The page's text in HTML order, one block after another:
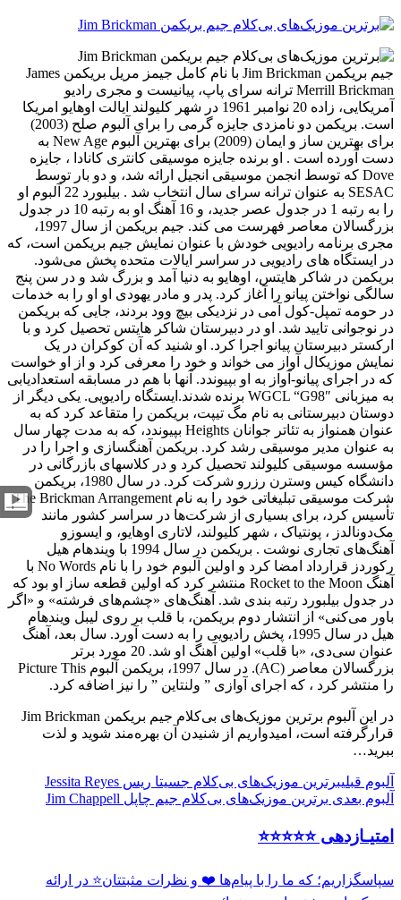
جیم بریکمن Jim Brickman با نام کامل جیمز مریل بریکمن James
Merrill Brickman ترانه سرای پاپ، پیانیست و مجری رادیو
آمریکایی، زاده 20 نوامبر 1961 در شهر کلیولند ایالت اوهایو امریکا
است. بریکمن دو نامزدی جایزه گرمی را برای آلبوم صلح (2003)
برای بهترین ساز و ایمان (2009) برای بهترین آلبوم New Age به
دست آورده است . او برنده جایزه موسیقی کانتری کانادا ، جایزه
Dove که توسط انجمن موسیقی انجیل ارائه شد، و دو بار توسط
SESAC به عنوان ترانه سرای سال انتخاب شد . بیلبورد 22 آلبوم او
را به رتبه 1 در جدول عصر جدید، و 16 آهنگ او به رتبه 10 در جدول
بزرگسالان معاصر فهرست می کند. جیم بریکمن از سال 1997،
مجری برنامه رادیویی خودش با عنوان نمایش جیم بریکمن است، که
در ایستگاه های رادیویی در سراسر ایالات متحده پخش می‌شود.
بریکمن در شاکر هایتس، اوهایو به دنیا آمد و بزرگ شد و در سن پنج
سالگی نواختن پیانو را آغاز کرد. پدر و مادر یهودی او او را به خدمات
در حومه تمپل-کول آمی در نزدیکی بیچ وود بردند، جایی که بریکمن
در نوجوانی تایید شد. او در دبیرستان شاکر هایتس تحصیل کرد و با
ارکستر دبیرستان پیانو اجرا کرد. او شنید که آن کوکران در یک
نمایش موزیکال آواز می خواند و خود را معرفی کرد و از او خواست
که در اجرای پیانو-آواز به او بپیوندد. آنها با هم در مسابقه استعدادیابی
به میزبانی WGCL “G98″ برنده شدند.ایستگاه رادیویی. یکی دیگر از
دوستان دبیرستانی به نام مگ تیپت، بریکمن را متقاعد کرد که به
عنوان همنواز به تئاتر جوانان Heights بپیوندد، که به مدت چهار سال
به عنوان مدیر موسیقی رشد کرد. بریکمن آهنگسازی و اجرا را در
مؤسسه موسیقی کلیولند تحصیل کرد و در کلاسهای بازرگانی در
دانشگاه کیس وسترن رزرو شرکت کرد. در سال 1980، بریکمن
شرکت موسیقی تبلیغاتی خود را به نام The Brickman Arrangement
تأسیس کرد، برای بسیاری از شرکت‌ها در سراسر کشور مانند
مک‌دونالدز ، پونتیاک ، شهر کلیولند، لاتاری اوهایو، و ایسوزو
آهنگ‌های تجاری نوشت . بریکمن در سال 1994 با ویندهام هیل
رکوردز قرارداد امضا کرد و اولین آلبوم خود را با نام No Words با
آهنگ Rocket to the Moon منتشر کرد که اولین قطعه ساز او بود که
در جدول بیلبورد رتبه بندی شد. آهنگ‌های «چشم‌های فرشته» و «اگر
باور می‌کنی» از انتشار دوم بریکمن، با قلب بر روی لیبل ویندهام
هیل در سال 1995، پخش رادیویی را به دست آورد. سال بعد، آهنگ
عنوان سی‌دی، «با قلب» اولین آهنگ او شد. 20 مورد برتر
بزرگسالان معاصر (AC). در سال 1997، بریکمن آلبوم Picture This
را منتشر کرد ، که اجرای آوازی ” ولنتاین ” را نیز اضافه کرد.
در این آلبوم برترین موزیک‌های بی‌کلام جیم بریکمن Jim Brickman
قرارگرفته است، امیدواریم از شنیدن آن بهره‌مند شوید و لذت
ببرید…
آلبوم قبلیبرترین موزیک‌های بی‌کلام جسیتا ریس Jessita Reyes
آلبوم بعدی برترین موزیک‌های بی‌کلام جیم چاپل Jim Chappell
امتیـازدهی ⭐️⭐️⭐️⭐️⭐️
سپاسگزاریم؛ که ما را با پیام‌ها ❤️ و نظرات مثبتتان⭐️ در ارائه